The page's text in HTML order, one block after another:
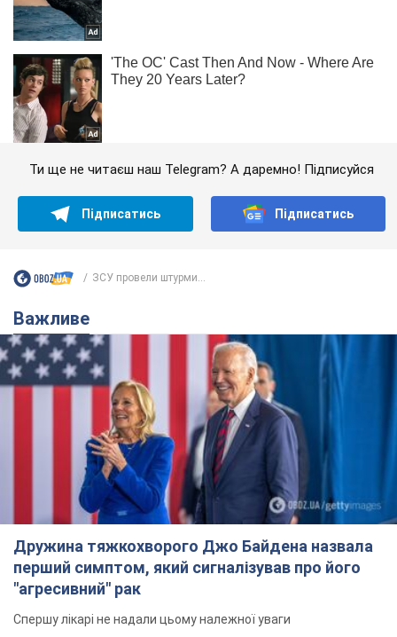
Ти ще не читаєш наш Telegram? А даремно! Підписуйся
Підписатись Підписатись
ЗСУ провели штурми...
Важливе
Дружина тяжкохворого Джо Байдена назвала
перший симптом, який сигналізував про його
"агресивний" рак
Спершу лікарі не надали цьому належної уваги